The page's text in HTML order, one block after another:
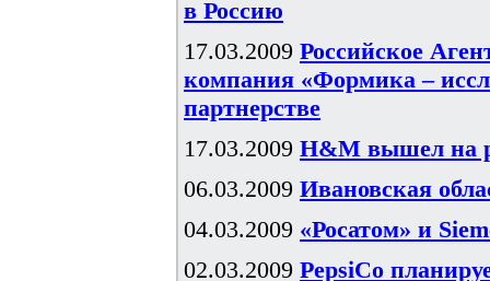
в Россию
17.03.2009 Российское
компания «Формика –
партнерстве
17.03.2009 H&M вышел на
06.03.2009 Ивановская
04.03.2009 «Росатом» и
02.03.2009 PepsiCo